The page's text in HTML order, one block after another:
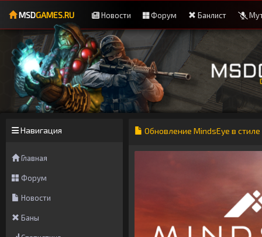
MSDGAMES.RU Новости Форум Банлист
Навигация
Главная
Форум
Новости
Баны
Обновление MindsEye в